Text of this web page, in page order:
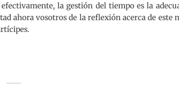
la gestión del tiempo es la
ahora vosotros de la reflexión acerca de este